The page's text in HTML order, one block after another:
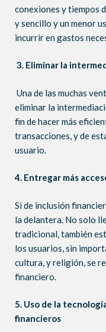
conexiones y tiempos
y sencillo y un menor
incurrir en gastos
3. Eliminar la
Una de las muchas
eliminar la
fin de hacer más
transacciones, y de
usuario.
4. Entregar más
Si de inclusión
la delantera. No solo
tradicional, también
los usuarios, sin
cultura, y religión, se
financiero.
5. Uso de la
financieros